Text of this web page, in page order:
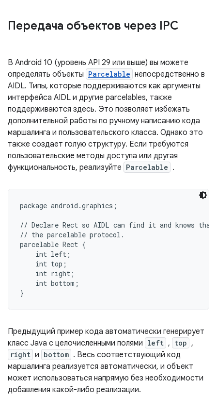
Передача объектов через IPC
В Android 10 (уровень API 29 или выше) вы можете
определять объекты Parcelable непосредственно в
AIDL. Типы, которые поддерживаются как аргументы
интерфейса AIDL и другие parcelables, также
поддерживаются здесь. Это позволяет избежать
дополнительной работы по ручному написанию кода
маршалинга и пользовательского класса. Однако это
также создает голую структуру. Если требуются
пользовательские методы доступа или другая
функциональность, реализуйте Parcelable .
package android.graphics;
// Declare Rect so AIDL can find it and knows
// the parcelable protocol.
parcelable Rect {
    int left;
    int top;
    int right;
    int bottom;
Предыдущий пример кода автоматически генерирует
класс Java с целочисленными полями left , top ,
right и bottom . Весь соответствующий код
маршалинга реализуется автоматически, и объект
может использоваться напрямую без необходимости
добавления какой-либо реализации.